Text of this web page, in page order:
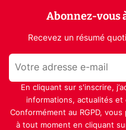
Abonnez-vous
Recevez un résumé
En cliquant sur s'inscrire,
informations, actualités et
Conformément au RGPD,
à tout moment en cliquant